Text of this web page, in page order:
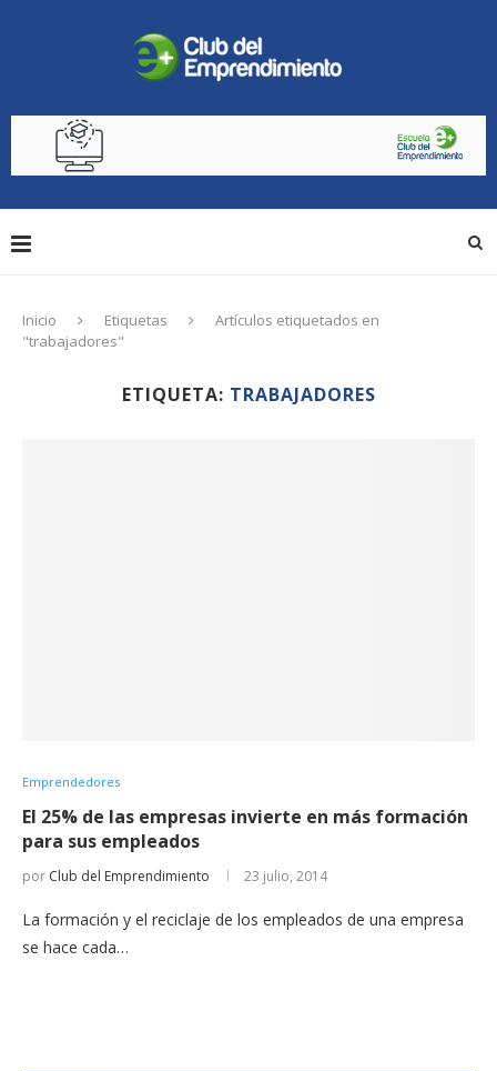
Inicio Etiquetas
Artículos etiquetados en
"trabajadores"
ETIQUETA: TRABAJADORES
Emprendedores
El 25% de las empresas invierte en más formación
para sus empleados
por Club del Emprendimiento 23 julio, 2014
La formación y el reciclaje de los empleados de una empresa
se hace cada…